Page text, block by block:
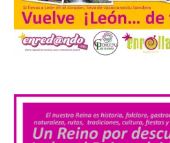
aquí”, una producción de la
salmantina […]
Peregrinación”, en
Benavides de Órbigo.
7 Ago 2026